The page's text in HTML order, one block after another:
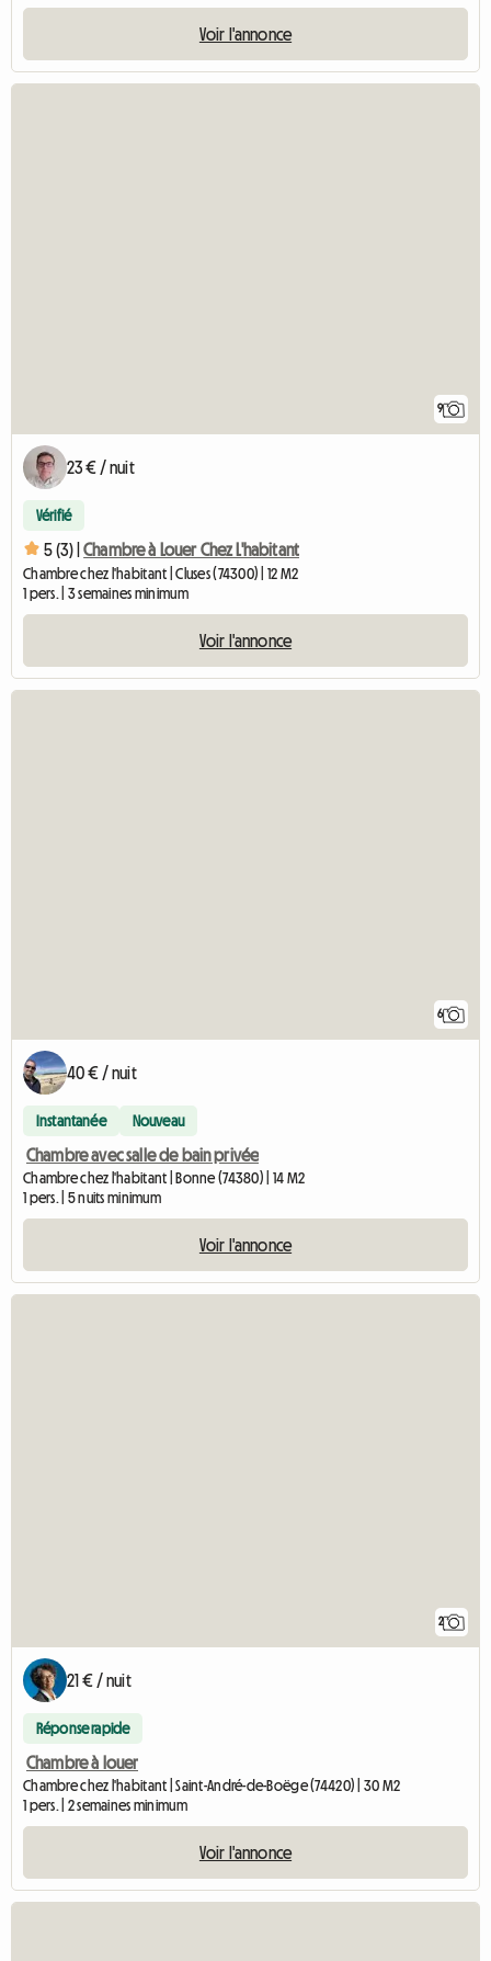
Voir l'annonce
9
23 € / nuit
Vérifié
5 (3) | Chambre à Louer Chez L'habitant
Chambre chez l'habitant | Cluses (74300) | 12 M2
1 pers. | 3 semaines minimum
Voir l'annonce
6
40 € / nuit
Instantanée Nouveau
Chambre avec salle de bain privée
Chambre chez l'habitant | Bonne (74380) | 14 M2
1 pers. | 5 nuits minimum
Voir l'annonce
2
21 € / nuit
Réponse rapide
Chambre à louer
Chambre chez l'habitant | Saint-André-de-Boëge (74420) | 30 M2
1 pers. | 2 semaines minimum
Voir l'annonce